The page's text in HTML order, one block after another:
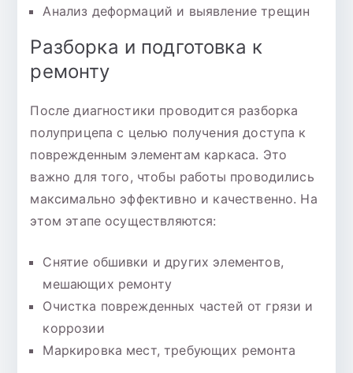
Анализ деформаций и выявление трещин
Разборка и подготовка к
ремонту
После диагностики проводится разборка
полуприцепа с целью получения доступа к
поврежденным элементам каркаса. Это
важно для того, чтобы работы проводились
максимально эффективно и качественно. На
этом этапе осуществляются:
Снятие обшивки и других элементов,
мешающих ремонту
Очистка поврежденных частей от грязи и
коррозии
Маркировка мест, требующих ремонта